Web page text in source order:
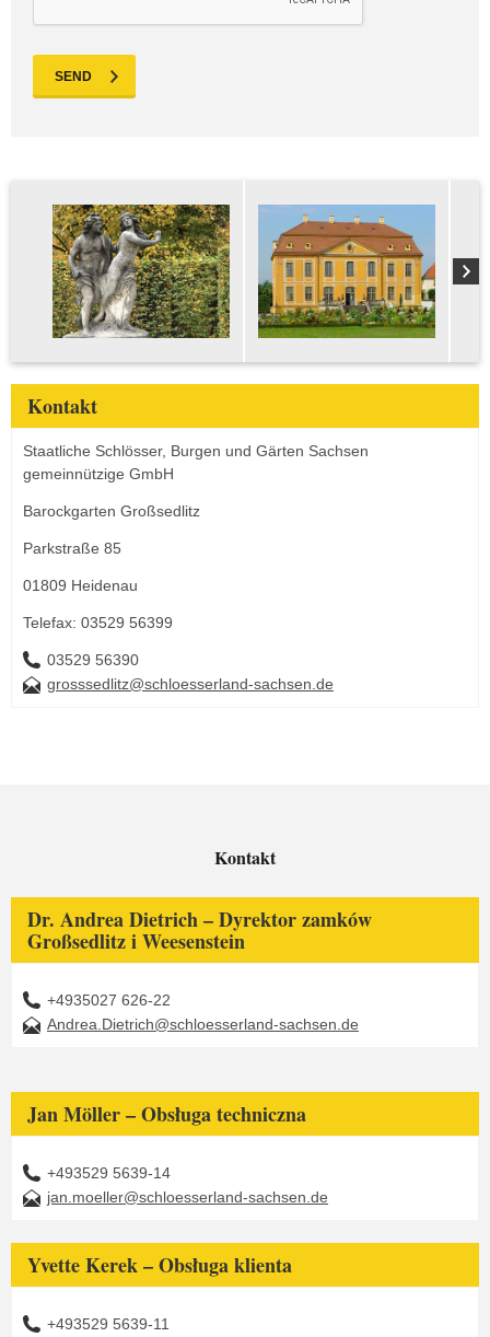
SEND
Kontakt
Staatliche Schlösser, Burgen und Gärten Sachsen
gemeinnützige GmbH
Barockgarten Großsedlitz
Parkstraße 85
01809 Heidenau
Telefax: 03529 56399
03529 56390
grosssedlitz@schloesserland-sachsen.de
Kontakt
Dr. Andrea Dietrich – Dyrektor zamków
Großsedlitz i Weesenstein
+4935027 626-22
Andrea.Dietrich@schloesserland-sachsen.de
Jan Möller – Obsługa techniczna
+493529 5639-14
jan.moeller@schloesserland-sachsen.de
Yvette Kerek – Obsługa klienta
+493529 5639-11